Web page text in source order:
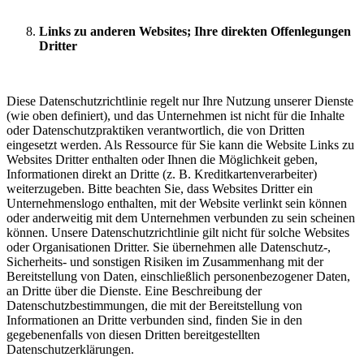
Links zu anderen Websites; Ihre direkten Offenlegungen
Dritter
Diese Datenschutzrichtlinie regelt nur Ihre Nutzung unserer Dienste
(wie oben definiert), und das Unternehmen ist nicht für die Inhalte
oder Datenschutzpraktiken verantwortlich, die von Dritten
eingesetzt werden. Als Ressource für Sie kann die Website Links zu
Websites Dritter enthalten oder Ihnen die Möglichkeit geben,
Informationen direkt an Dritte (z. B. Kreditkartenverarbeiter)
weiterzugeben. Bitte beachten Sie, dass Websites Dritter ein
Unternehmenslogo enthalten, mit der Website verlinkt sein können
oder anderweitig mit dem Unternehmen verbunden zu sein scheinen
können. Unsere Datenschutzrichtlinie gilt nicht für solche Websites
oder Organisationen Dritter. Sie übernehmen alle Datenschutz-,
Sicherheits- und sonstigen Risiken im Zusammenhang mit der
Bereitstellung von Daten, einschließlich personenbezogener Daten,
an Dritte über die Dienste. Eine Beschreibung der
Datenschutzbestimmungen, die mit der Bereitstellung von
Informationen an Dritte verbunden sind, finden Sie in den
gegebenenfalls von diesen Dritten bereitgestellten
Datenschutzerklärungen.